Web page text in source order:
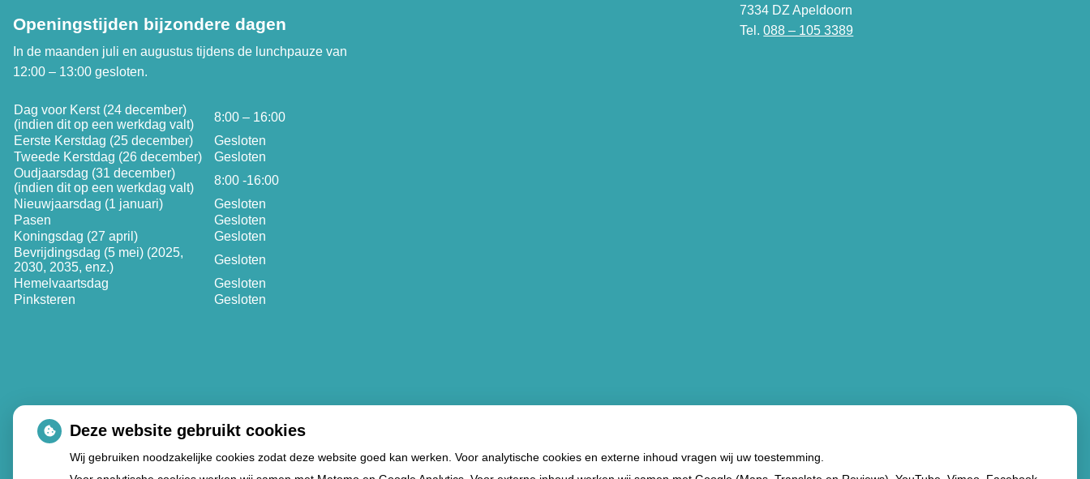
Openingstijden bijzondere dagen
In de maanden juli en augustus tijdens de lunchpauze van
12:00 – 13:00 gesloten.
Dag voor Kerst (24 december)
(indien dit op een werkdag valt)
8:00 – 16:00
Eerste Kerstdag (25 december)
Gesloten
Tweede Kerstdag (26 december)
Gesloten
Oudjaarsdag (31 december)
(indien dit op een werkdag valt)
8:00 -16:00
Nieuwjaarsdag (1 januari)
Gesloten
Pasen
Gesloten
Koningsdag (27 april)
Gesloten
Bevrijdingsdag (5 mei) (2025,
2030, 2035, enz.)
Gesloten
Hemelvaartsdag
Gesloten
Pinksteren
Gesloten
7334 DZ Apeldoorn
Tel.088 – 105 3389
Deze website gebruikt cookies
Wij gebruiken noodzakelijke cookies zodat deze website goed kan werken. Voor analytische cookies en externe inhoud vragen wij uw toestemming.